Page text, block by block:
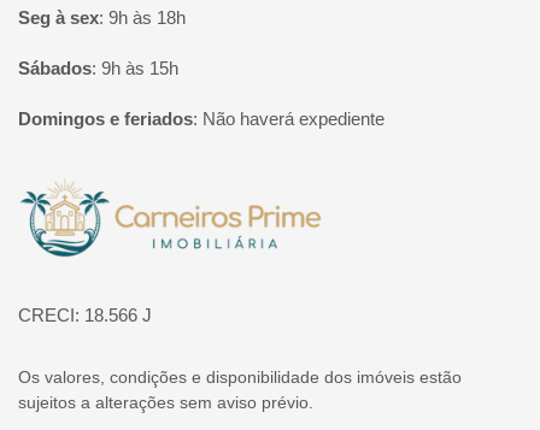
Seg à sex: 9h às 18h
Sábados: 9h às 15h
Domingos e feriados: Não haverá expediente
Página inicial
CRECI: 18.566 J
Os valores, condições e disponibilidade dos imóveis estão
sujeitos a alterações sem aviso prévio.